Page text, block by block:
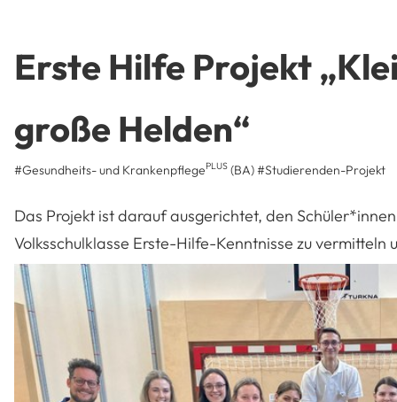
Erste Hilfe Projekt
große Helden“
#Gesundheits- und KrankenpflegePLUS (BA)#Studierenden-Projekt
Das Projekt ist darauf ausgerichtet, den
Volksschulklasse Erste-Hilfe-Kenntnisse zu vermitteln